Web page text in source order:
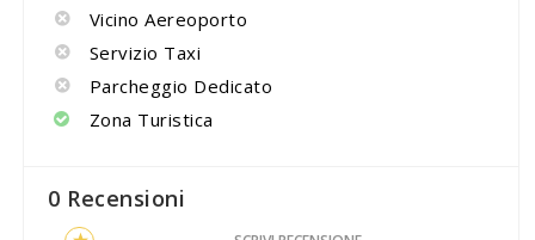
Vicino Aereoporto
Servizio Taxi
Parcheggio Dedicato
Zona Turistica
0 Recensioni